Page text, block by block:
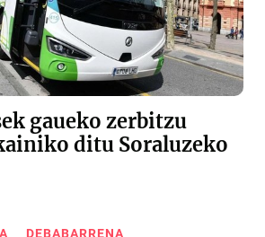
gaueko zerbitzu
ditu Soraluzeko
DEBABARRENA